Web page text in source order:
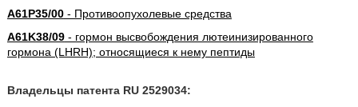
A61P35/00- Противоопухолевые средства
A61K38/09- гормон высвобождения лютеинизированного
гормона (LHRH); относящиеся к нему пептиды
Владельцы патента RU 2529034: